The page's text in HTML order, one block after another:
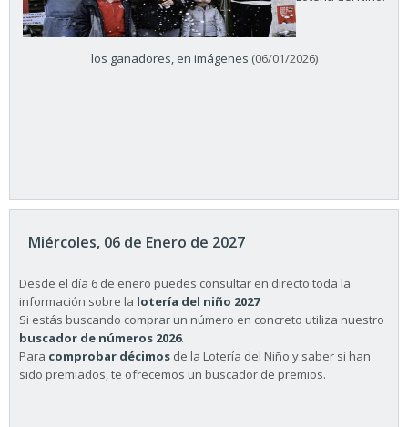
los ganadores, en imágenes (06/01/2026)
Miércoles, 06 de Enero de 2027
Desde el día 6 de enero puedes consultar en directo toda la
información sobre la lotería del niño 2027
Si estás buscando comprar un número en concreto utiliza nuestro
buscador de números 2026.
Para comprobar décimos de la Lotería del Niño y saber si han
sido premiados, te ofrecemos un buscador de premios.